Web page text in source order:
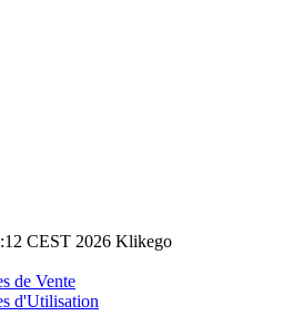
CEST 2026 Klikego
de Vente
d'Utilisation